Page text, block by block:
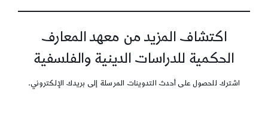
اكتشاف المزيد من معهد المعارف
الحكمية للدراسات الدينية والفلسفية
اشترك للحصول على أحدث التدوينات المرسلة إلى بريدك الإلكتروني.